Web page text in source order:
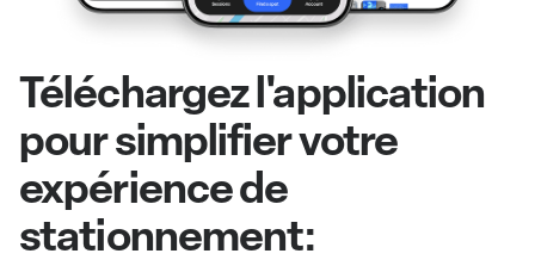
Téléchargez l'application
pour simplifier votre
expérience de
stationnement: